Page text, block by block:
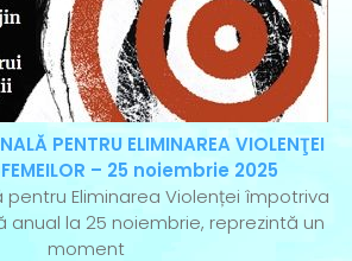
PENTRU ELIMINAREA VIOLENŢEI
– 25 noiembrie 2025
pentru Eliminarea Violenței împotriva
anual la 25 noiembrie, reprezintă un
moment